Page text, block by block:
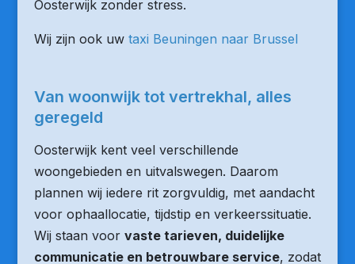
Oosterwijk zonder stress.
Wij zijn ook uw taxi Beuningen naar Brussel
Van woonwijk tot vertrekhal, alles
geregeld
Oosterwijk kent veel verschillende
woongebieden en uitvalswegen. Daarom
plannen wij iedere rit zorgvuldig, met aandacht
voor ophaallocatie, tijdstip en verkeerssituatie.
Wij staan voor vaste tarieven, duidelijke
communicatie en betrouwbare service, zodat